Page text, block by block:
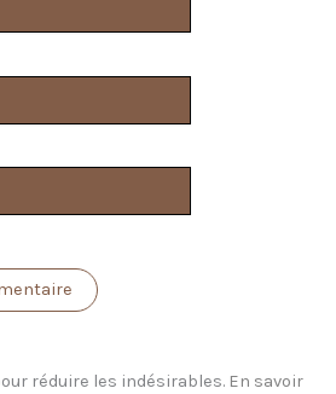
réduire les indésirables. En savoir